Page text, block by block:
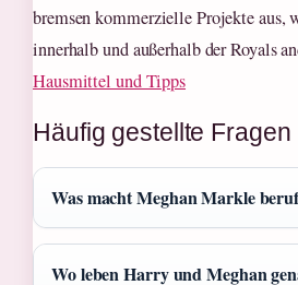
bremsen kommerzielle Projekte aus,
innerhalb und außerhalb der Royals
Hausmittel und Tipps
Häufig gestellte Fragen
Was macht Meghan Markle
Wo leben Harry und Meghan